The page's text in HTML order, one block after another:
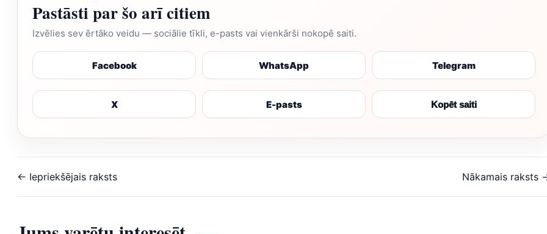
Pastāsti par šo arī citiem
Izvēlies sev ērtāko veidu — sociālie tīkli, e-pasts vai vienkārši nokopē saiti.
Facebook WhatsApp Telegram
X E-pasts Kopēt saiti
← Iepriekšējais raksts Nākamais raksts